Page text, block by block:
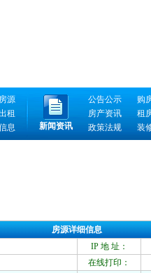
源
新闻资讯
公告公示
购
租 房产资讯
租
息 政策法规 装
房源详细信息
IP 地 址：
在线打印：